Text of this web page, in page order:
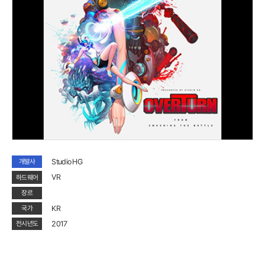
개발사 Studio HG
하드웨어 VR
장르
국가
KR
전시년도 2017